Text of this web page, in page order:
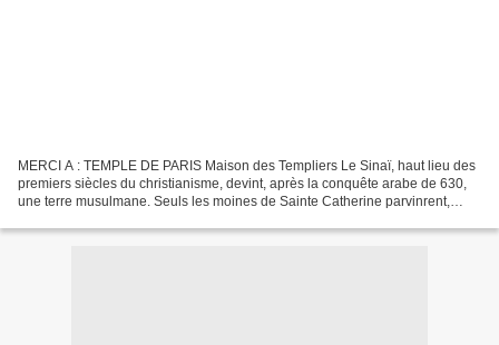
MERCI A : TEMPLE DE PARIS Maison des Templiers Le Sinaï, haut lieu des
premiers siècles du christianisme, devint, après la conquête arabe de 630,
une terre musulmane. Seuls les moines de Sainte Catherine parvinrent,